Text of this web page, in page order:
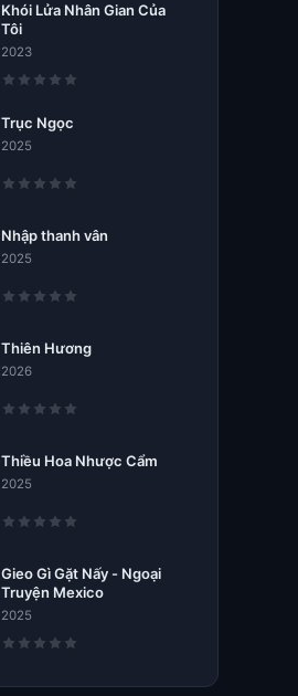
Khói Lửa Nhân Gian Của
Tôi
2023
Trục Ngọc
2025
Nhập thanh vân
2025
Thiên Hương
2026
Thiều Hoa Nhược Cẩm
2025
Gieo Gì Gặt Nấy - Ngoại
Truyện Mexico
2025